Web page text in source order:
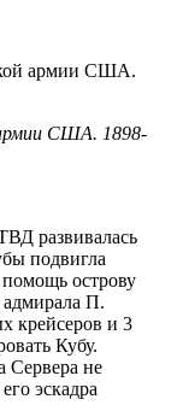
США. 1898-
развивалась
подвигла
острову
адмирала П.
крейсеров и 3
Кубу.
Сервера не
эскадра